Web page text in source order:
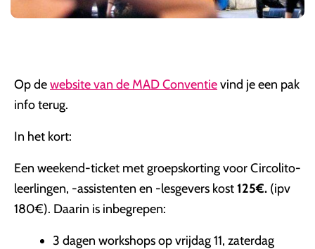
Op dewebsite van de MAD Conventievind je een pak
info terug.
In het kort:
Een weekend-ticket met groepskorting voor Circolito-
leerlingen, -assistenten en -lesgevers kost125€. (ipv
180€). Daarin is inbegrepen:
3 dagen workshops op vrijdag 11, zaterdag